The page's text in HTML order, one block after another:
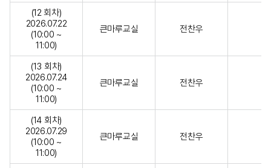
(12 회차)
2026.07.22
(10:00 ~
11:00)
큰마루교실 전찬우
(13 회차)
2026.07.24
(10:00 ~
11:00)
큰마루교실 전찬우
(14 회차)
2026.07.29
(10:00 ~
11:00)
큰마루교실 전찬우